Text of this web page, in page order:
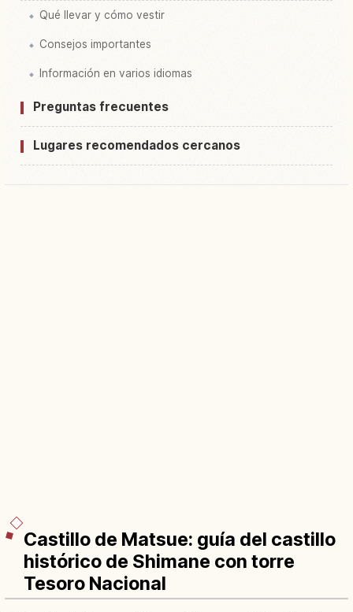
Qué llevar y cómo vestir
Consejos importantes
Información en varios idiomas
Preguntas frecuentes
Lugares recomendados cercanos
Castillo de Matsue: guía del castillo
histórico de Shimane con torre
Tesoro Nacional